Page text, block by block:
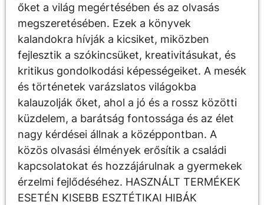
őket a világ megértésében és az olvasás
megszeretésében. Ezek a könyvek
kalandokra hívják a kicsiket, miközben
fejlesztik a szókincsüket, kreativitásukat, és
kritikus gondolkodási képességeiket. A mesék
és történetek varázslatos világokba
kalauzolják őket, ahol a jó és a rossz közötti
küzdelem, a barátság fontossága és az élet
nagy kérdései állnak a középpontban. A
közös olvasási élmények erősítik a családi
kapcsolatokat és hozzájárulnak a gyermekek
érzelmi fejlődéséhez. HASZNÁLT TERMÉKEK
ESETÉN KISEBB ESZTÉTIKAI HIBÁK